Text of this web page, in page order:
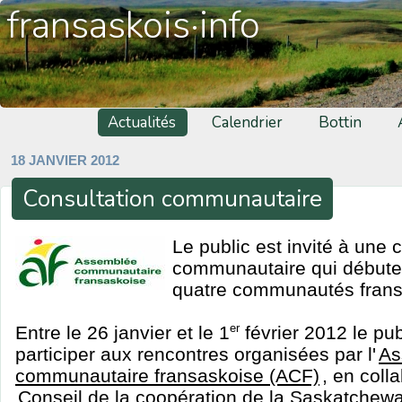
fransaskois·info
Actualités Calendrier Bottin
18 JANVIER 2012
Consultation communautaire
Le public est invité à une
communautaire qui
quatre communautés
Entre le 26 janvier et le 1erfévrier 2012 le
participer aux rencontres organisées par l'
communautaire fransaskoise (ACF) , en
Conseil de la coopération de la